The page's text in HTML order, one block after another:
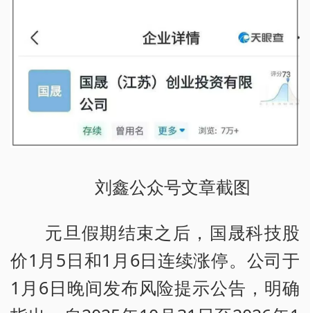
刘鑫公众号文章截图
元旦假期结束之后，国晟科技股
价1月5日和1月6日连续涨停。公司于
1月6日晚间发布风险提示公告，明确